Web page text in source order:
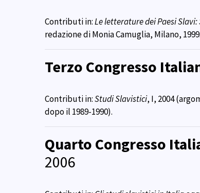
Contributi in:Le letterature dei Paesi
redazione di Monia Camuglia, Milano, 1999.
Terzo Congresso
Contributi in:Studi Slavistici, I, 2004
dopo il 1989-1990).
Quarto Congresso
2006